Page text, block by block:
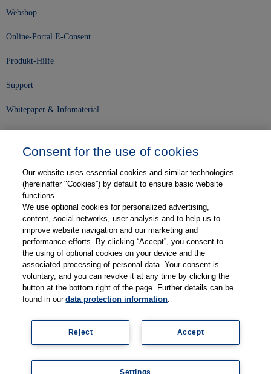
Webshop
Online-Portal E-Consent
Produkt-Hilfe
Support
Whitepaper & Infomaterial
Karriere
Kontakt
Web-Semniare
Anwenderberichte
Partner
Impressum Datenschutz Kontakt AGB
Consent for the use of cookies
Our website uses essential cookies and similar technologies
(hereinafter "Cookies”) by default to ensure basic website
functions.
We use optional cookies for personalized advertising,
content, social networks, user analysis and to help us to
improve website navigation and our marketing and
performance efforts. By clicking “Accept”, you consent to
the using of optional cookies on your device and the
associated processing of personal data. Your consent is
voluntary, and you can revoke it at any time by clicking the
button at the bottom right of the page. Further details can be
found in ourdata protection information.
Accept
Reject
Settings